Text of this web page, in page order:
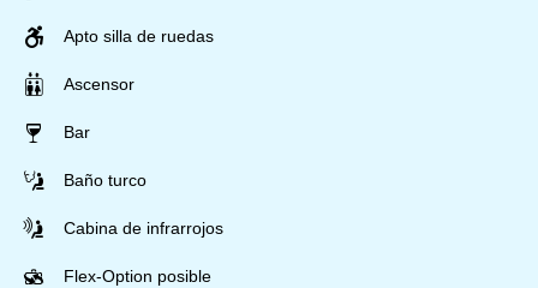
Apto silla de ruedas
Ascensor
Bar
Baño turco
Cabina de infrarrojos
Flex-Option posible